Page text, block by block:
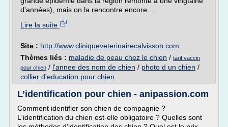
d'années), mais on la rencontre encore...
Lire la suite
Site : http://www.cliniqueveterinairecalvisson.com
Thèmes liés : maladie de peau chez le chien / tarif vaccin
pour chien / l'annee des nom de chien / photo d un chien /
collier d'education pour chien
L’identification pour chien - anipassion.com
Comment identifier son chien de compagnie ?
L'identification du chien est-elle obligatoire ? Quelles sont